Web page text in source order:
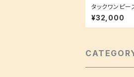
タックワンピー
ズ 裏地付き 洗えるシル
ク生地でお手入
♪ 鶴
¥32,000